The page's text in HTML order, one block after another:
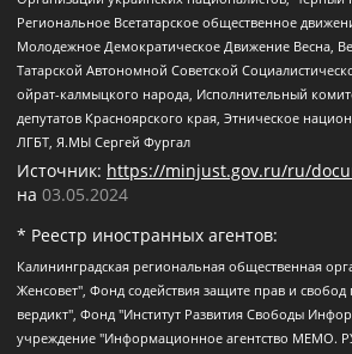
Региональное Всетатарское общественное
Молодежное Демократическое Движение Весна,
Татарской Автономной Советской
ойрат-калмыцкого народа, Исполнительный
депутатов Красноярского края, Этническое
ЛГБТ, Я.МЫ Сергей Фургал
Источник: https://minjust.gov.ru/ru/
на 03.05.2024
* Реестр иностранных агентов:
Калининградская региональная общественная организация "Экозащита!-Женсовет", Фонд содействия защите прав и свобод граждан "Общественный вердикт", Фонд "Институт Развития Свободы Информации", Частное учреждение "Информационное агентство МЕМО. РУ", Региональная общественная организация "Общественная комиссия по сохранению наследия академика Сахарова", Фонд поддержки свободы прессы, Санкт-Петербургская общественная правозащитная организация "Гражданский контроль", Межрегиональная общественная организация "Информационно-просветительский центр "Мемориал", Региональный Фонд "Центр Защиты Прав Средств Массовой Информации", с 05.12.2023 Фонд "Центр Защиты Прав Средств массовой информации", Региональная общественная благотворительная организация помощи беженцам и мигрантам "Гражданское содействие", Негосударственное образовательное учреждение дополнительного профессионального образования (повышение квалификации) специалистов "АКАДЕМИЯ ПО ПРАВАМ ЧЕЛОВЕКА", Свердловская региональная общественная организация "Сутяжник", Автономная некоммерческая организация "Центр независимых социологических исследований", Союз общественных объединений "Российский исследовательский центр по правам человека", Региональное общественное учреждение научно-информационный центр "МЕМОРИАЛ", Некоммерческая организация "Фонд защиты гласности", Автономная некоммерческая организация "Институт прав человека", Городская общественная организация "Екатеринбургское общество "МЕМОРИАЛ", Городская общественная организация "Рязанское историко-просветительское и правозащитное общество "Мемориал" (Рязанский Мемориал), Челябинский региональный орган общественной самодеятельности – женское общественное объединение "Женщины Евразии", Челябинский региональный орган общественной самодеятельности "Уральская правозащитная группа", Фонд содействия защите здоровья и социальной справедливости имени Андрея Рылькова, Автономная Некоммерческая Организация "Аналитический Центр Юрия Левады", Автономная некоммерческая организация социальной поддержки населения "Проект Апрель", Региональная общественная организация помощи женщинам и детям, находящимся в кризисной ситуации "Информационно-методический центр "Анна", Фонд содействия развитию массовых коммуникаций и правовому просвещению "Так-так-Так", Фонд содействия устойчивому развитию "Серебряная тайга", Свердловский региональный общественный фонд социальных проектов "Новое время", "Idel.Реалии", Кавказ.Реалии, Крым.Реалии, Телеканал Настоящее Время, Татаро-башкирская служба Радио Свобода (Azatliq Radiosi), Радио Свободная Европа/Радио Свобода (PCE/PC), "Сибирь.Реалии", "Фактограф", Благотворительный фонд помощи осужденным и их семьям, Автономная некоммерческая организация "Институт глобализации и социальных движений", Фонд "В защиту прав заключенных", Частное учреждение "Центр поддержки и содействия развитию средств массовой информации", Пензенский региональный общественный благотворительный фонд "Гражданский союз", "Север.Реалии", Некоммерческая организация Фонд "Правовая инициатива", Общество с ограниченной ответственностью "Радио Свободная Европа/Радио Свобода", Чешское информационное агентство "MEDIUM-ORIENT", Красноярская региональная общественная организация "Мы против СПИДа", Камалягин Денис Николаевич, Маркелов Сергей Евгеньевич, Пономарев Лев Александрович, Савицкая Людмила Алексеевна, Автономная некоммерческая организация "Центр по работе с проблемой насилия "НАСИЛИЮ.НЕТ", Межрегиональный профессиональный союз работников здравоохранения "Альянс врачей", Юридическое лицо, зарегистрированное в Латвийской Республике, SIA "Medusa Project" (регистрационный номер 40103797863, дата регистрации 10.06.2014), Некоммерческая организация "Фонд по борьбе с коррупцией", Автономная некоммерческая организация "Институт права и публичной политики", Баданин Роман Сергеевич, Гликин Максим Александрович, Железнова Мария Михайловна, Лукьянова Юлия Сергеевна, Маетная Елизавета Витальевна, Маняхин Петр Борисович, Чуракова Ольга Владимировна, Ярош Юлия Петровна, Юридическое лицо "The Insider SIA", зарегистрированное в Риге, Латвийская Республика (дата регистрации 26.06.2015), являющееся администратором доменного имени интернет-издания "The Insider SIA", https://theins.ru, Постернак Алексей Евгеньевич, Рубин Михаил Аркадьевич, Анин Роман Александрович, Юридическое лицо Istories fonds, зарегистрированное в Латвийской Республике (регистрационный номер 50008295751, дата регистрации 24.02.2020), Великовский Дмитрий Александрович, Долинина Ирина Николаевна, Мароховская Алеся Алексеевна, Шлейнов Роман Юрьевич, Шмагун Олеся Валентиновна, Общество с ограниченной ответственностью "Альтаир 2021", Общество с ограниченной ответственностью "Вега 2021", Общество с ограниченной ответственностью "Главный редактор 2021", Общество с ограниченной ответственностью "Ромашки монолит", Важенков Артем Валерьевич, Ивановская областная общественная организация "Центр гендерных исследований", Гурман Юрий Альбертович, Медиапроект "ОВД-Инфо", Егоров Владимир Владимирович, Жилинский Владимир Александрович, Общество с ограниченной ответственностью "ЗП", Иванова София Юрьевна, Карезина Инна Павловна, Кильтау Екатерина Викторовна, Петров Алексей Викторович, Пискунов Сергей Евгеньевич, Смирнов Сергей Сергеевич, Тихонов Михаил Сергеевич, Общество с ограниченной ответственностью "ЖУРНАЛИСТ-ИНОСТРАННЫЙ АГЕНТ", Арапова Галина Юрьевна, Вольтская Татьяна Анатольевна, Американская компания "Mason G.E.S. Anonymous Foundation" (США), являющаяся владельцем интернет-издания https://mnews.world/, Компания "Stichting Bellingcat", зарегистрированная в Нидерландах (дата регистрации 11.07.2018), Захаров Андрей Вячеславович, Клепиковская Екатерина Дмитриевна, Общество с ограниченной ответственностью "МЕМО", Перл Роман Александрович, Симонов Евгений Алексеевич, Соловьева Елена Анатольевна, Сотников Даниил Владимирович, Сурначева Елизавета Дмитриевна, Автономная некоммерческая организация по защите прав человека и информированию населения "Якутия – Наше Мнение", Общество с ограниченной ответственностью "Москоу диджитал медиа", с 26.01.2023 Общество с ограниченной ответственностью "Чайка Белые сады", Ветошкина Валерия Валерьевна, Заговора Максим Александрович, Межрегиональное общественное движение "Российская ЛГБТ - сеть", Оленичев Максим Владимирович, Павлов Иван Юрьевич, Скворцова Елена Сергеевна, Общество с ограниченной ответственностью "Как бы инагент", Кочетков Игорь Викторович, Общество с ограниченной ответственностью "Честные выборы", Еланчик Олег Александрович, Общество с ограниченной ответственностью "Нобелевский призыв", Гималова Регина Эмилевна, Григорьев Андрей Валерьевич, Григорьева Алина Александровна, Ассоциация по содействию защите прав призывников, альтернативнослужащих и военнослужащих "Правозащитная группа "Гражданин.Армия.Право", Хисамова Регина Фаритовна, Автономная некоммерческая организация по